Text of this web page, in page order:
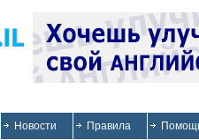
Новости Правила